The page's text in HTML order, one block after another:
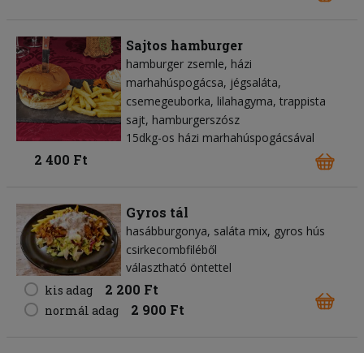
Sajtos hamburger
hamburger zsemle házi
marhahúspogácsa jégsaláta
csemegeuborka lilahagyma trappista
sajt hamburgerszósz
15dkg-os házi marhahúspogácsával
2 400 Ft
Gyros tál
hasábburgonya saláta mix gyros hús
csirkecombfiléből
választható öntettel
kis adag
2 200 Ft
normál adag 2 900 Ft